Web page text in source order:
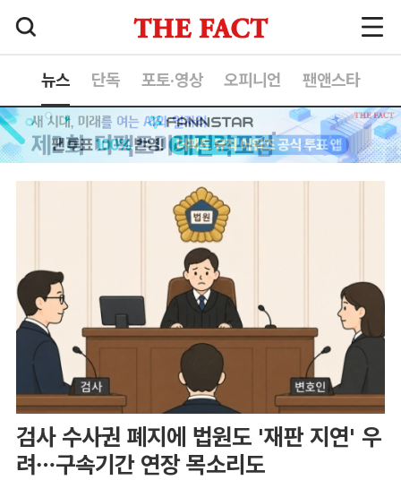
뉴스 단독 포토·영상 오피니언 팬앤스타
검사 수사권 폐지에 법원도 '재판 지연' 우
려…구속기간 연장 목소리도